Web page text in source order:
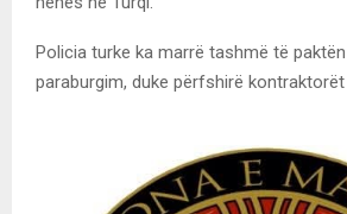
Policia turke ka marrë tashmë të
paraburgim, duke përfshirë kontraktorët